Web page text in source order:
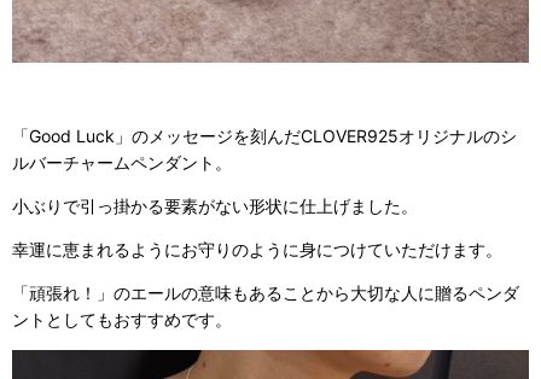
「Good Luck」のメッセージを刻んだCLOVER925オリジナルのシ
ルバーチャームペンダント。
小ぶりで引っ掛かる要素がない形状に仕上げました。
幸運に恵まれるようにお守りのように身につけていただけます。
「頑張れ！」のエールの意味もあることから大切な人に贈るペンダ
ントとしてもおすすめです。